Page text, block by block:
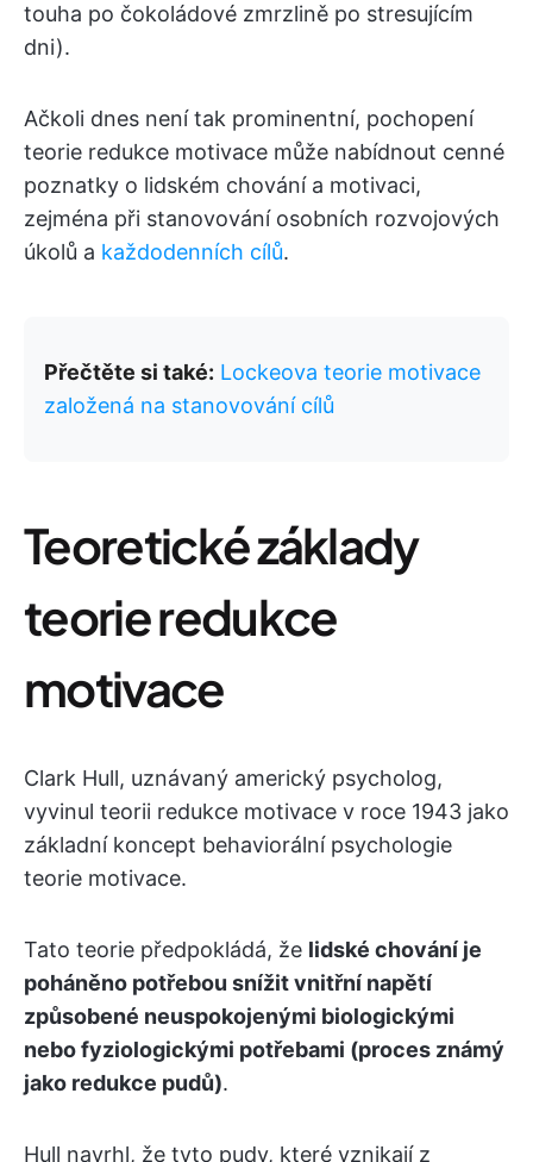
touha po čokoládové zmrzlině po stresujícím
dni).
Ačkoli dnes není tak prominentní, pochopení
teorie redukce motivace může nabídnout cenné
poznatky o lidském chování a motivaci,
zejména při stanovování osobních rozvojových
úkolů a každodenních cílů.
Přečtěte si také: Lockeova teorie motivace
založená na stanovování cílů
Teoretické základy
teorie redukce
motivace
Clark Hull, uznávaný americký psycholog,
vyvinul teorii redukce motivace v roce 1943 jako
základní koncept behaviorální psychologie
teorie motivace.
Tato teorie předpokládá, že lidské chování je
poháněno potřebou snížit vnitřní napětí
způsobené neuspokojenými biologickými
nebo fyziologickými potřebami (proces známý
jako redukce pudů).
Hull navrhl, že tyto pudy, které vznikají z